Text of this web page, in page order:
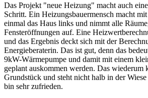
Das Projekt "neue Heizung" macht auch
Schritt. Ein Heizungsbauermensch macht
einmal das Haus links und nimmt alle
Fensteröffnungen auf. Eine
und das Ergebnis deckt sich mit der
Energieberaterin. Das ist gut, denn das
9kW-Wärmepumpe und damit mit einem
geplant auskommen werden. Das wiederum
Grundstück und steht nicht halb in der
bin sehr zufrieden.